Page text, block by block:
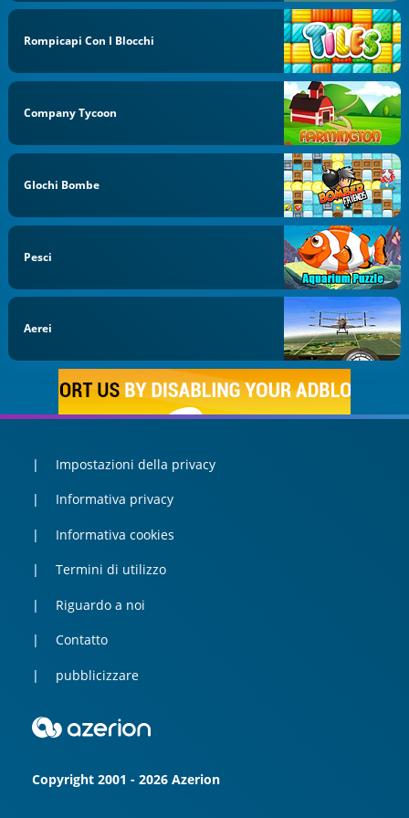
Rompicapi Con I Blocchi
Company Tycoon
GIochi Bombe
Pesci
Aerei
Impostazioni della privacy
Informativa privacy
Informativa cookies
Termini di utilizzo
Riguardo a noi
Contatto
pubblicizzare
Copyright 2001 - 2026 Azerion